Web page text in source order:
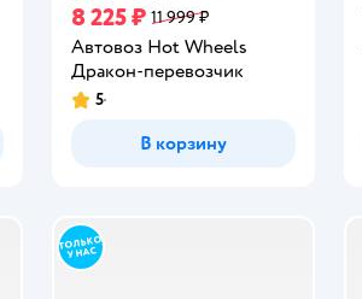
8 225 ₽ 11 999 ₽
Автовоз Hot Wheels
Дракон-перевозчик
Рейтинг:
5
В корзину